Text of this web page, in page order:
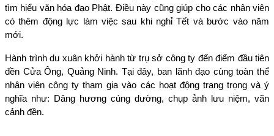
tìm hiểu văn hóa đạo Phật. Điều này cũng giúp cho các nhân viên
có thêm động lực làm việc sau khi nghỉ Tết và bước vào năm
mới.
Hành trình du xuân khởi hành từ trụ sở công ty đến điểm đầu tiên
đền Cửa Ông, Quảng Ninh. Tại đây, ban lãnh đạo cùng toàn thể
nhân viên công ty tham gia vào các hoạt động trang trọng và ý
nghĩa như: Dâng hương cúng dường, chụp ảnh lưu niệm, vãn
cảnh đền.